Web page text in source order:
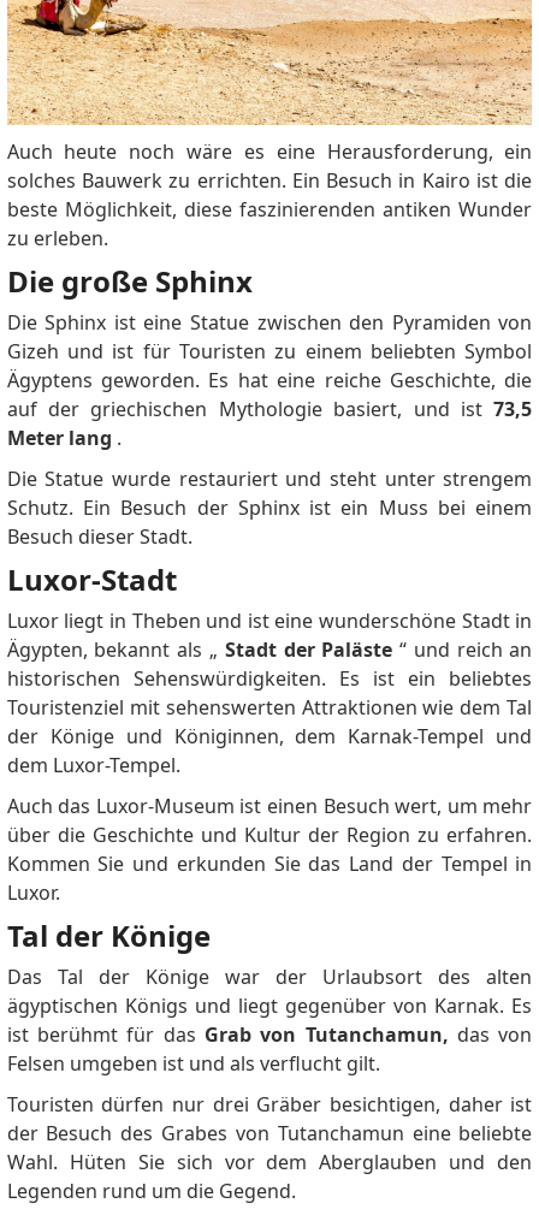
the photos and documents meet the specified
requirements. 6. *Pay the visa fee:* After submitting
your application, you will be asked to pay the visa fee.
You can pay online or in cash at any branch of the
National Bank of Egypt. 7. *Wait for your application
to be processed:* Your application will be processed
within 3 to 5 working days. You will receive an email
to notify you of the status of your application.
validity of at least 6 months. * Two recent passport-
sized photos with a white background. * An invitation
letter from an Egyptian citizen or company. * Hotel
reservation or round-trip airline ticket. * Proof of
health insurance that covers Egypt. *Visa fee:* The
cost of a multiple-entry visa for Egypt valid for 5
a multiple-entry visa for Egypt valid for 5 years is 5
years. *Number of entries:* A multiple-entry visa for
Egypt allows the holder to enter Egypt multiple times
within its validity period. *Duration of stay:* A
in Egypt for up to 30 days per visit. *Place to obtain
visa:* A multiple-entry visa for Egypt can be obtained
from Egyptian embassies or consulates around the
world. *Visa processing time:* A multiple-entry visa
for Egypt is processed within 3 to 5 working days.
*Additional information:* * All applications and
documents must be submitted in Arabic or English. *
All photos and documents must be of high quality. *
The passport must be valid for at least 6 months
after the visa validity date. * The invitation letter must
be from an Egyptian citizen or company. * The hotel
reservation or round-trip airline ticket must be valid
for at least 6 months. * Proof of health insurance
must be valid for at least 6 months. If you are unable
to submit your application online, please contact the
Egyptian Embassy in your country. They should direct
you to submit your application through their website.
Anton sagt:
You cannot register on Egyptian Ministry of
Interior website if you're foreigner. How can I
Auch heute noch wäre es eine Herausforderung, ein
solches Bauwerk zu errichten. Ein Besuch in Kairo ist die
beste Möglichkeit, diese faszinierenden antiken Wunder
zu erleben.
Die große Sphinx
Die Sphinx ist eine Statue zwischen den Pyramiden von
Gizeh und ist für Touristen zu einem beliebten Symbol
Ägyptens geworden. Es hat eine reiche Geschichte, die
auf der griechischen Mythologie basiert, und ist73,5
Meter lang .
Die Statue wurde restauriert und steht unter strengem
Schutz. Ein Besuch der Sphinx ist ein Muss bei einem
Besuch dieser Stadt.
Luxor-Stadt
Luxor liegt in Theben und ist eine wunderschöne Stadt in
Ägypten, bekannt als „ Stadt der Paläste“ und reich an
historischen Sehenswürdigkeiten. Es ist ein beliebtes
Touristenziel mit sehenswerten Attraktionen wie dem Tal
der Könige und Königinnen, dem Karnak-Tempel und
dem Luxor-Tempel.
Auch das Luxor-Museum ist einen Besuch wert, um mehr
über die Geschichte und Kultur der Region zu erfahren.
Kommen Sie und erkunden Sie das Land der Tempel in
Luxor.
Tal der Könige
Das Tal der Könige war der Urlaubsort des alten
ägyptischen Königs und liegt gegenüber von Karnak. Es
ist berühmt für das Grab von Tutanchamun, das von
Felsen umgeben ist und als verflucht gilt.
Touristen dürfen nur drei Gräber besichtigen, daher ist
der Besuch des Grabes von Tutanchamun eine beliebte
Wahl. Hüten Sie sich vor dem Aberglauben und den
Legenden rund um die Gegend.